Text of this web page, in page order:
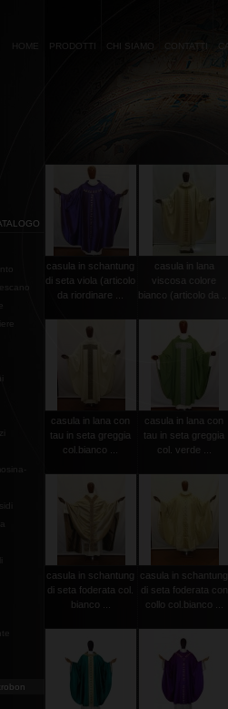
HOME PRODOTTI CHI SIAMO CONTATTI
casula in schantung
di seta viola (articolo
da riordinare ...
casula in lana
viscosa colore
bianco (articolo da ...
casula in lana con
tau in seta greggia
col.bianco ...
casula in lana con
tau in seta greggia
col. verde ...
casula in schantung
di seta foderata col.
bianco ...
casula in schantung
di seta foderata con
collo col.bianco ...